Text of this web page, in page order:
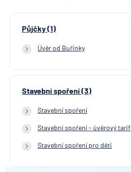
Půjčky (1)
Úvěr od Buřinky
Stavební spoření (3)
Stavební spoření
Stavební spoření - úvěrový tarif
Stavební spoření pro děti